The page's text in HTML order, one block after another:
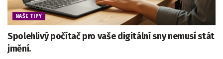
NAŠE TIPY
Spolehlivý počítač pro vaše digitální sny nemusí stát
jmění.